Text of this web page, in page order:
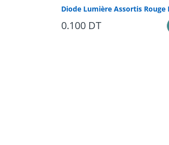
0.100 DT